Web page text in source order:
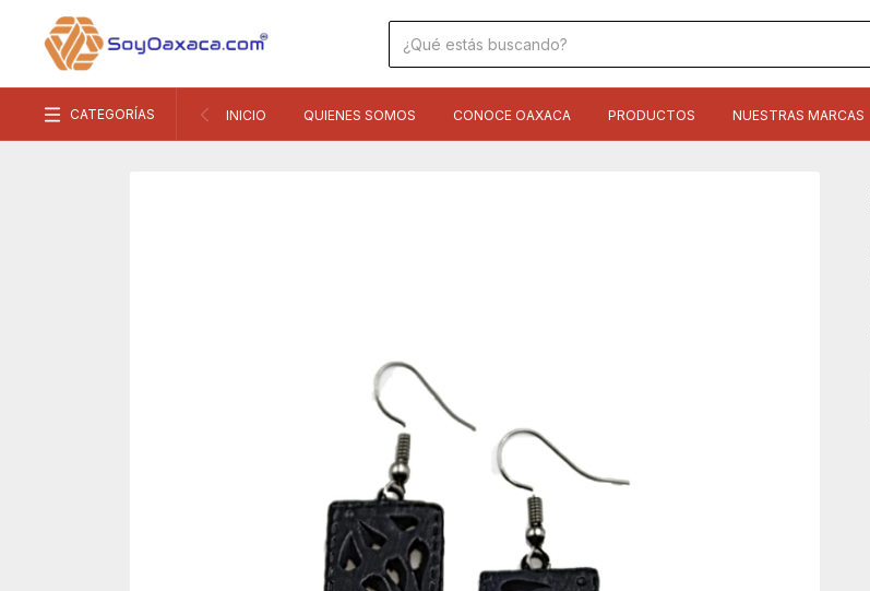
CATEGORÍAS INICIO QUIENES SOMOS CONOCE OAXACA PRODUCTOS NUESTRAS MARCAS